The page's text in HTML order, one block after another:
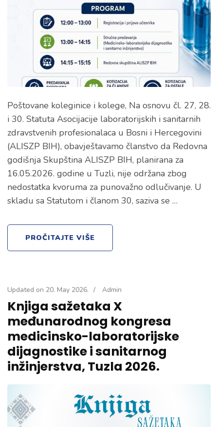
Poštovane koleginice i kolege, Na osnovu čl. 27, 28.
i 30. Statuta Asocijacije laboratorijskih i sanitarnih
zdravstvenih profesionalaca u Bosni i Hercegovini
(ALISZP BIH), obavještavamo članstvo da Redovna
godišnja Skupština ALISZP BIH, planirana za
16.05.2026. godine u Tuzli, nije održana zbog
nedostatka kvoruma za punovažno odlučivanje. U
skladu sa Statutom i članom 30, saziva se …
PROČITAJTE VIŠE
Updated on 20. May 2026. / Admin
Knjiga sažetaka X
međunarodnog kongresa
medicinsko-laboratorijske
dijagnostike i sanitarnog
inžinjerstva, Tuzla 2026.